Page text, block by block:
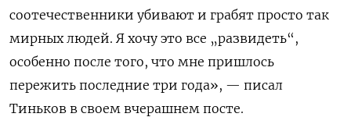
соотечественники убивают и грабят просто так
мирных людей. Я хочу это все „развидеть“,
особенно после того, что мне пришлось
пережить последние три года», — писал
Тиньков в своем вчерашнем посте.